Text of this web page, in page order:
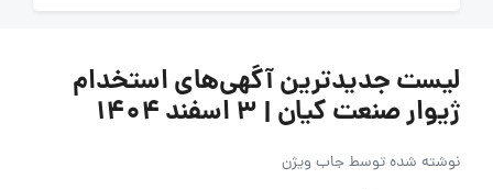
لیست جدیدترین آگهی‌های استخدام
ژیوار صنعت کیان | ۳ اسفند ۱۴۰۴
نوشته شده توسطجاب ویژن